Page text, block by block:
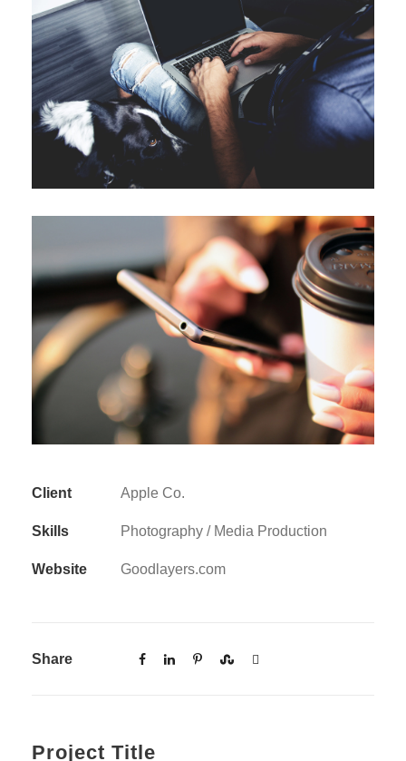
Client Apple Co.
Skills Photography / Media Production
Website Goodlayers.com
Share
Project Title